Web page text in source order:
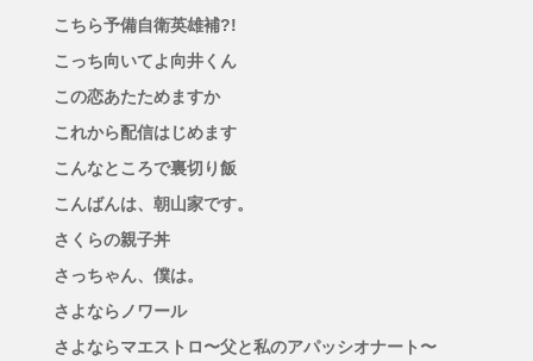
こちら予備自衛英雄補?!
こっち向いてよ向井くん
この恋あたためますか
これから配信はじめます
こんなところで裏切り飯
こんばんは、朝山家です。
さくらの親子丼
さっちゃん、僕は。
さよならノワール
さよならマエストロ〜父と私のアパッシオナート〜